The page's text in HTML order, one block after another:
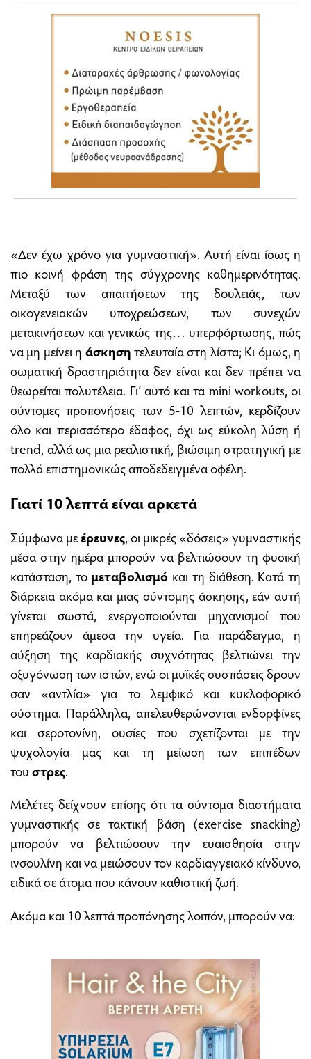
«Δεν έχω χρόνο για γυμναστική». Αυτή είναι ίσως η
πιο κοινή φράση της σύγχρονης καθημερινότητας.
Μεταξύ των απαιτήσεων της δουλειάς, των
οικογενειακών υποχρεώσεων, των συνεχών
μετακινήσεων και γενικώς της… υπερφόρτωσης, πώς
να μη μείνει η άσκησητελευταία στη λίστα; Κι όμως, η
σωματική δραστηριότητα δεν είναι και δεν πρέπει να
θεωρείται πολυτέλεια. Γι’ αυτό και τα mini workouts, οι
σύντομες προπονήσεις των 5-10 λεπτών, κερδίζουν
όλο και περισσότερο έδαφος, όχι ως εύκολη λύση ή
trend, αλλά ως μια ρεαλιστική, βιώσιμη στρατηγική με
πολλά επιστημονικώς αποδεδειγμένα οφέλη.
Γιατί 10 λεπτά είναι αρκετά
Σύμφωνα μεέρευνες, οι μικρές «δόσεις» γυμναστικής
μέσα στην ημέρα μπορούν να βελτιώσουν τη φυσική
κατάσταση, τομεταβολισμό και τη διάθεση. Κατά τη
διάρκεια ακόμα και μιας σύντομης άσκησης, εάν αυτή
γίνεται σωστά, ενεργοποιούνται μηχανισμοί που
επηρεάζουν άμεσα την υγεία. Για παράδειγμα, η
αύξηση της καρδιακής συχνότητας βελτιώνει την
οξυγόνωση των ιστών, ενώ οι μυϊκές συσπάσεις δρουν
σαν «αντλία» για το λεμφικό και κυκλοφορικό
σύστημα. Παράλληλα, απελευθερώνονται ενδορφίνες
και σεροτονίνη, ουσίες που σχετίζονται με την
ψυχολογία μας και τη μείωση των επιπέδων
τουστρες.
Μελέτες δείχνουν επίσης ότι τα σύντομα διαστήματα
γυμναστικής σε τακτική βάση (exercise snacking)
μπορούν να βελτιώσουν την ευαισθησία στην
ινσουλίνη και να μειώσουν τον καρδιαγγειακό κίνδυνο,
ειδικά σε άτομα που κάνουν καθιστική ζωή.
Ακόμα και 10 λεπτά προπόνησης λοιπόν, μπορούν να: